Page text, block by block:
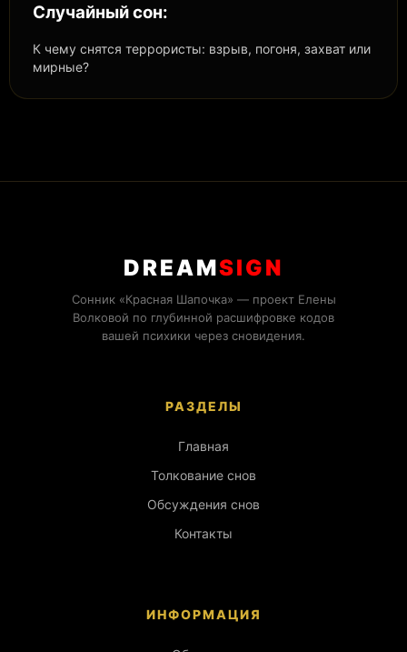
Случайный сон:
К чему снятся террористы: взрыв, погоня, захват или
мирные?
DREAMSIGN
Сонник «Красная Шапочка» — проект Елены
Волковой по глубинной расшифровке кодов
вашей психики через сновидения.
РАЗДЕЛЫ
Главная
Толкование снов
Обсуждения снов
Контакты
ИНФОРМАЦИЯ